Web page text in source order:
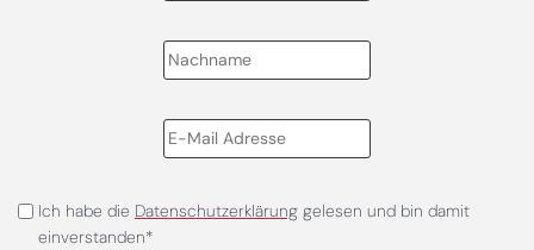
Ich habe die Datenschutzerklärunggelesen und bin damit
einverstanden*